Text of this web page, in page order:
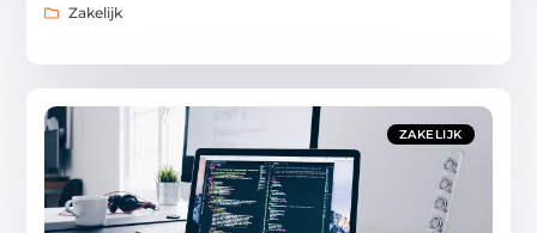
Zakelijk
ZAKELIJK